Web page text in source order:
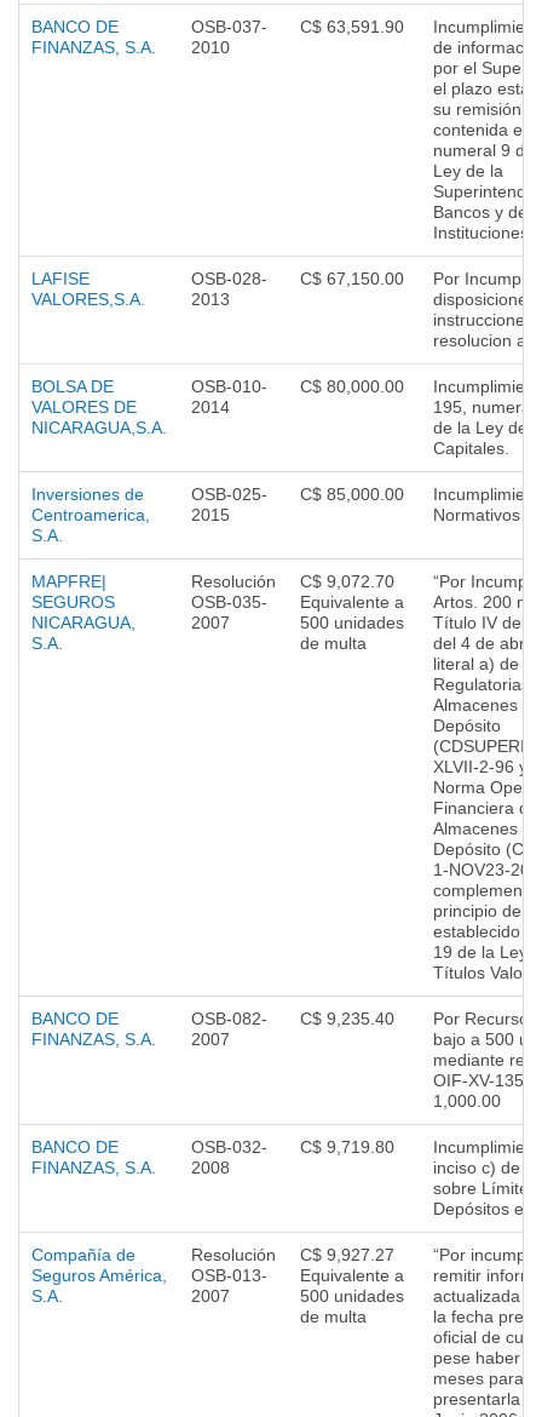
BANCO DE
FINANZAS, S.A.
OSB-037-
2010
C$ 63,591.90
de
por el
el plazo
su remisión,
contenida en
numeral 9 de
Ley de la
Bancos y de
Instituciones
LAFISE
VALORES,S.A.
OSB-028-
2013
C$ 67,150.00
Por
disposiciones
instrucciones
resolucion
BOLSA DE
VALORES DE
NICARAGUA,S.A.
OSB-010-
2014
C$ 80,000.00
195, numeral
de la Ley de
Capitales.
Inversiones de
Centroamerica,
S.A.
OSB-025-
2015
C$ 85,000.00
Normativos
MAPFRE|
SEGUROS
NICARAGUA,
S.A.
Resolución
OSB-035-
2007
C$ 9,072.70
Equivalente a
500 unidades
de multa
“Por
Artos. 200
Título IV del
del 4 de abril
literal a) de
Regulatorias
Almacenes
Depósito
XLVII-2-96 y
Norma
Financiera de
Almacenes
Depósito
1-NOV23-
complementa
principio de
establecido
19 de la Ley
Títulos
BANCO DE
FINANZAS, S.A.
OSB-082-
2007
C$ 9,235.40
Por Recurso
bajo a 500
mediante
OIF-XV-
1,000.00
BANCO DE
FINANZAS, S.A.
OSB-032-
2008
C$ 9,719.80
inciso c) de
sobre Límites
Depósitos e
Compañía de
Seguros América,
S.A.
Resolución
OSB-013-
2007
C$ 9,927.27
Equivalente a
500 unidades
de multa
“Por
remitir
actualizada
la fecha
oficial de
pese haber
meses para
presentarla